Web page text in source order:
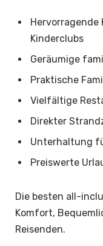
Hervorragende
Kinderclubs
Geräumige
Praktische
Vielfältige
Direkter
Unterhaltung
Preiswerte
Die besten all-
Komfort,
Reisenden.